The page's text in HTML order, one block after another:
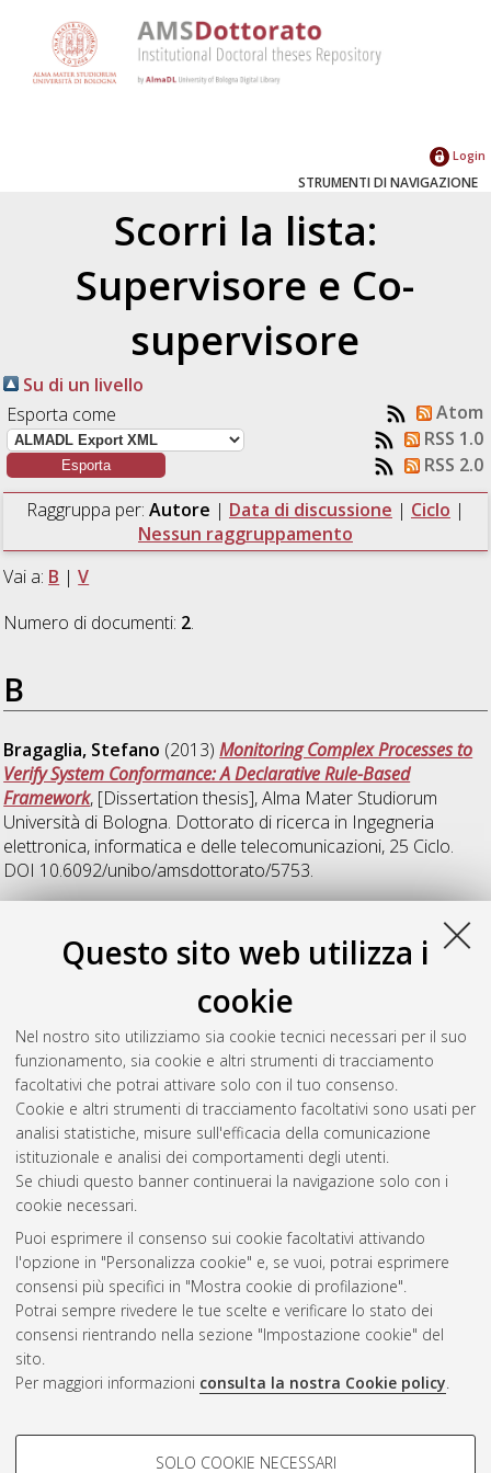
Questo sito web utilizza i
cookie
Nel nostro sito utilizziamo sia cookie tecnici necessari per il suo
funzionamento, sia cookie e altri strumenti di tracciamento
facoltativi che potrai attivare solo con il tuo consenso.
Cookie e altri strumenti di tracciamento facoltativi sono usati per
analisi statistiche, misure sull'efficacia della comunicazione
istituzionale e analisi dei comportamenti degli utenti.
Se chiudi questo banner continuerai la navigazione solo con i
cookie necessari.
Puoi esprimere il consenso sui cookie facoltativi attivando
l'opzione in "Personalizza cookie" e, se vuoi, potrai esprimere
consensi più specifici in "Mostra cookie di profilazione".
Potrai sempre rivedere le tue scelte e verificare lo stato dei
consensi rientrando nella sezione "Impostazione cookie" del
sito.
Per maggiori informazioni consulta la nostra Cookie policy.
COOKIE DI PROFILAZIONE -
SOLO COOKIE NECESSARI
Login
STRUMENTI DI NAVIGAZIONE
Scorri la lista:
Supervisore e Co-
supervisore
Su di un livello
Esporta come
Atom
RSS 1.0
RSS 2.0
Raggruppa per: Autore | Data di discussione | Ciclo |
Nessun raggruppamento
Vai a: B |V
Numero di documenti: 2.
B
Bragaglia, Stefano (2013)Monitoring Complex Processes to
Verify System Conformance: A Declarative Rule-Based
Framework, [Dissertation thesis], Alma Mater Studiorum
Università di Bologna. Dottorato di ricerca in Ingegneria
elettronica, informatica e delle telecomunicazioni, 25 Ciclo.
DOI 10.6092/unibo/amsdottorato/5753.
Meaningful insights: explainability
techniques for black-box models on tabular data
thesis], Alma Mater Studiorum Università di Bologna.
Dottorato di ricerca inData science and computation, 34
Ciclo. DOI 10.48676/unibo/amsdottorato/10934.
Questa lista e' stata generata ilFri Aug 7 20:47:17 2026 CEST
Atom
Rss 1.0
Rss 2.0
ISSN: 2038-7946
Impostazioni Cookie
Informativa sulla privacy